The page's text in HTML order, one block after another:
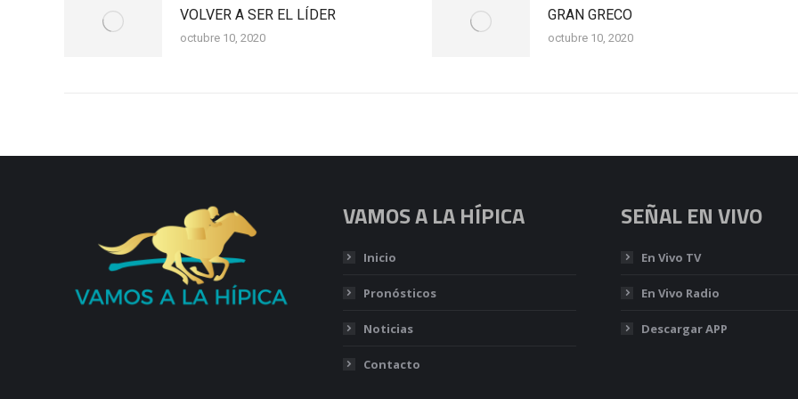
VOLVER A SER EL LÍDER
octubre 10, 2020
GRAN GRECO
octubre 10, 2020
VAMOS A LA HÍPICA
Inicio
Pronósticos
Noticias
Contacto
SEÑAL EN VIVO
En Vivo TV
En Vivo Radio
Descargar APP